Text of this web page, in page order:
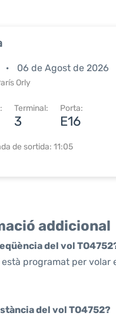
06 de Agost de 2026
Orly
Terminal:
3
Porta:
E16
de sortida: 11:05
addicional
del vol
està programat per
del vol TO4752?